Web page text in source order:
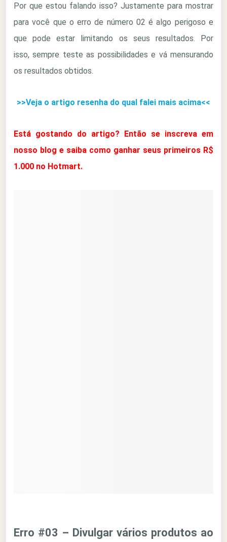
Por que estou falando isso? Justamente para mostrar
para você que o erro de número 02 é algo perigoso e
que pode estar limitando os seus resultados. Por
isso, sempre teste as possibilidades e vá mensurando
os resultados obtidos.
>>Veja o artigo resenha do qual falei mais acima<<
Está gostando do artigo? Então se inscreva em
nosso blog e saiba como ganhar seus primeiros R$
1.000 no Hotmart.
Erro #03 – Divulgar vários produtos ao